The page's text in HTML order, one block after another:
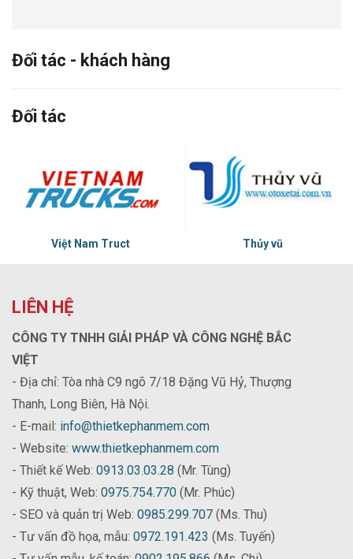
Đối tác - khách hàng
Đối tác
Việt Nam Truct Thủy vũ
LIÊN HỆ
CÔNG TY TNHH GIẢI PHÁP VÀ CÔNG NGHỆ BẮC
VIỆT
- Địa chỉ: Tòa nhà C9 ngõ 7/18 Đặng Vũ Hỷ, Thượng
Thanh, Long Biên, Hà Nội.
- E-mail: info@thietkephanmem.com
- Website: www.thietkephanmem.com
- Thiết kế Web: 0913.03.03.28 (Mr. Tùng)
- Kỹ thuật, Web: 0975.754.770 (Mr. Phúc)
- SEO và quản trị Web: 0985.299.707 (Ms. Thu)
- Tư vấn đồ họa, mẫu: 0972.191.423 (Ms. Tuyến)